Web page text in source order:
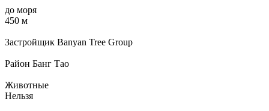
до моря
450 м
Застройщик Banyan Tree Group
Район Банг Тао
Животные
Нельзя